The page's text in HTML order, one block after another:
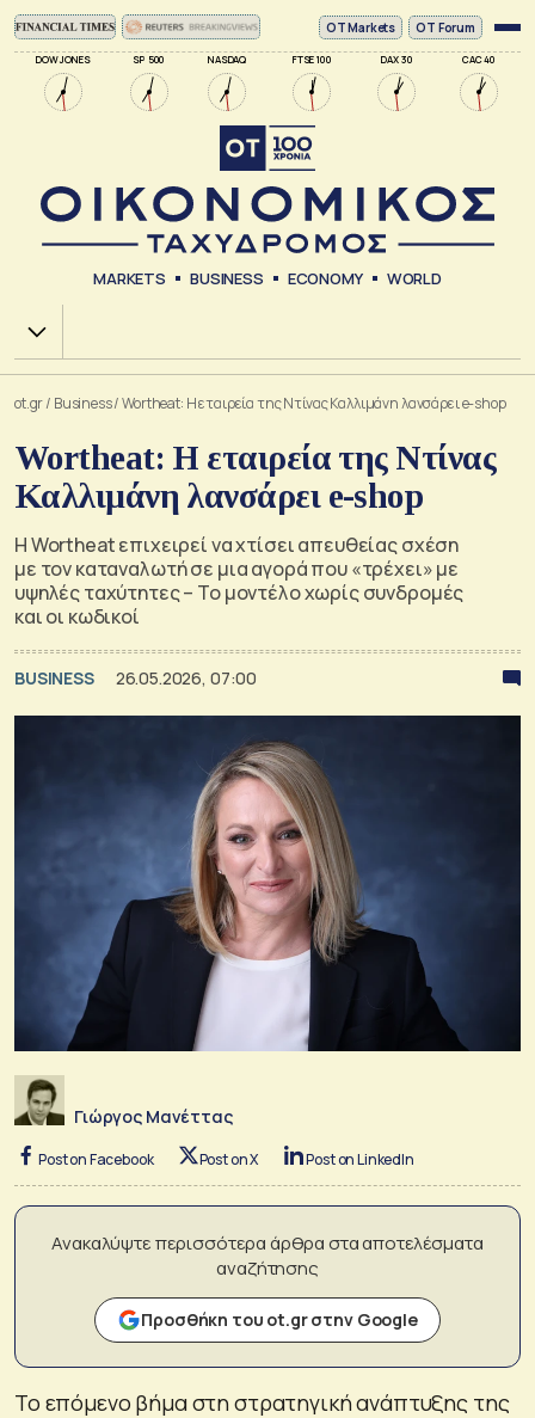
DOW JONES SP 500 NASDAQ FTSE 100 DAX 30 CAC 40
ΟΤ Markets OT Forum
MARKETS BUSINESS ECONOMY WORLD
Χ.Α.
ot.gr/ Business/Wortheat: Η εταιρεία της Ντίνας Καλλιμάνη λανσάρει e-shop
Wortheat: Η εταιρεία της Ντίνας
Καλλιμάνη λανσάρει e-shop
Η Wortheat επιχειρεί να χτίσει απευθείας σχέση
με τον καταναλωτή σε μια αγορά που «τρέχει» με
υψηλές ταχύτητες – Το μοντέλο χωρίς συνδρομές
και οι κωδικοί
BUSINESS 26.05.2026, 07:00
Γιώργος Μανέττας
Post on Facebook Post on X Post on LinkedIn
Ανακαλύψτε περισσότερα άρθρα στα αποτελέσματα
αναζήτησης
Προσθήκη του ot.gr στην Google
Το επόμενο βήμα στη στρατηγική ανάπτυξης της